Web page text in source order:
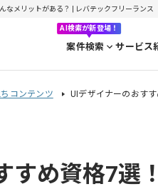
なメリットがある？ | レバテックフリーランス
AI検索が新登場！
案件検索 サービス
コンテンツ UIデザイナーのおす
すめ資格7選